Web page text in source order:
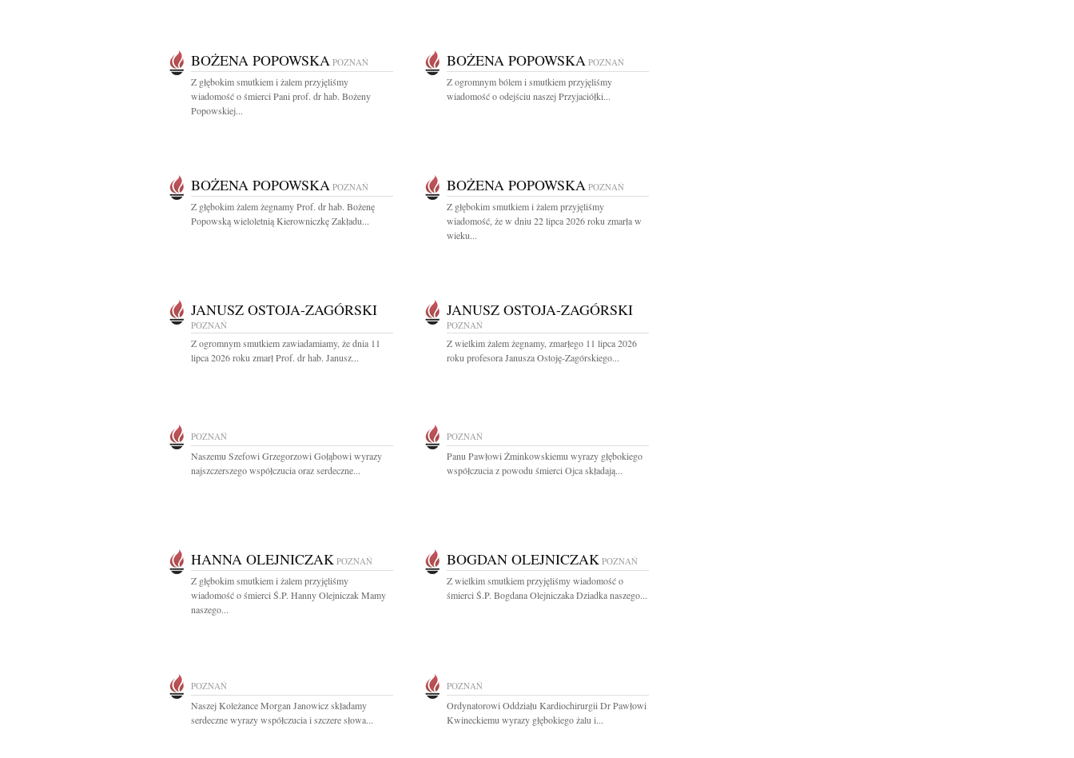
BOŻENA POPOWSKA POZNAŃ
Z głębokim smutkiem i żalem przyjęliśmy
wiadomość o śmierci Pani prof. dr hab. Bożeny
Popowskiej...
BOŻENA POPOWSKA POZNAŃ
Z ogromnym bólem i smutkiem przyjęliśmy
wiadomość o odejściu naszej Przyjaciółki...
BOŻENA POPOWSKA POZNAŃ
Z głębokim żalem żegnamy Prof. dr hab. Bożenę
Popowską wieloletnią Kierowniczkę Zakładu...
BOŻENA POPOWSKA POZNAŃ
Z głębokim smutkiem i żalem przyjęliśmy
wiadomość, że w dniu 22 lipca 2026 roku zmarła w
wieku...
JANUSZ OSTOJA-ZAGÓRSKI
POZNAŃ
Z ogromnym smutkiem zawiadamiamy, że dnia 11
lipca 2026 roku zmarł Prof. dr hab. Janusz...
JANUSZ OSTOJA-ZAGÓRSKI
POZNAŃ
Z wielkim żalem żegnamy, zmarłego 11 lipca 2026
roku profesora Janusza Ostoję-Zagórskiego...
POZNAŃ
Naszemu Szefowi Grzegorzowi Gołąbowi wyrazy
najszczerszego współczucia oraz serdeczne...
POZNAŃ
Panu Pawłowi Żminkowskiemu wyrazy głębokiego
współczucia z powodu śmierci Ojca składają...
HANNA OLEJNICZAK POZNAŃ
Z głębokim smutkiem i żalem przyjęliśmy
wiadomość o śmierci Ś.P. Hanny Olejniczak Mamy
naszego...
BOGDAN OLEJNICZAK POZNAŃ
Z wielkim smutkiem przyjęliśmy wiadomość o
śmierci Ś.P. Bogdana Olejniczaka Dziadka naszego...
POZNAŃ
Naszej Koleżance Morgan Janowicz składamy
serdeczne wyrazy współczucia i szczere słowa...
POZNAŃ
Ordynatorowi Oddziału Kardiochirurgii Dr Pawłowi
Kwineckiemu wyrazy głębokiego żalu i...